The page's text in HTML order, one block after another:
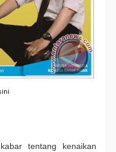
tentang kenaikan